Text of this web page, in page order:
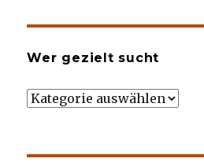
Wer gezielt sucht
Wer